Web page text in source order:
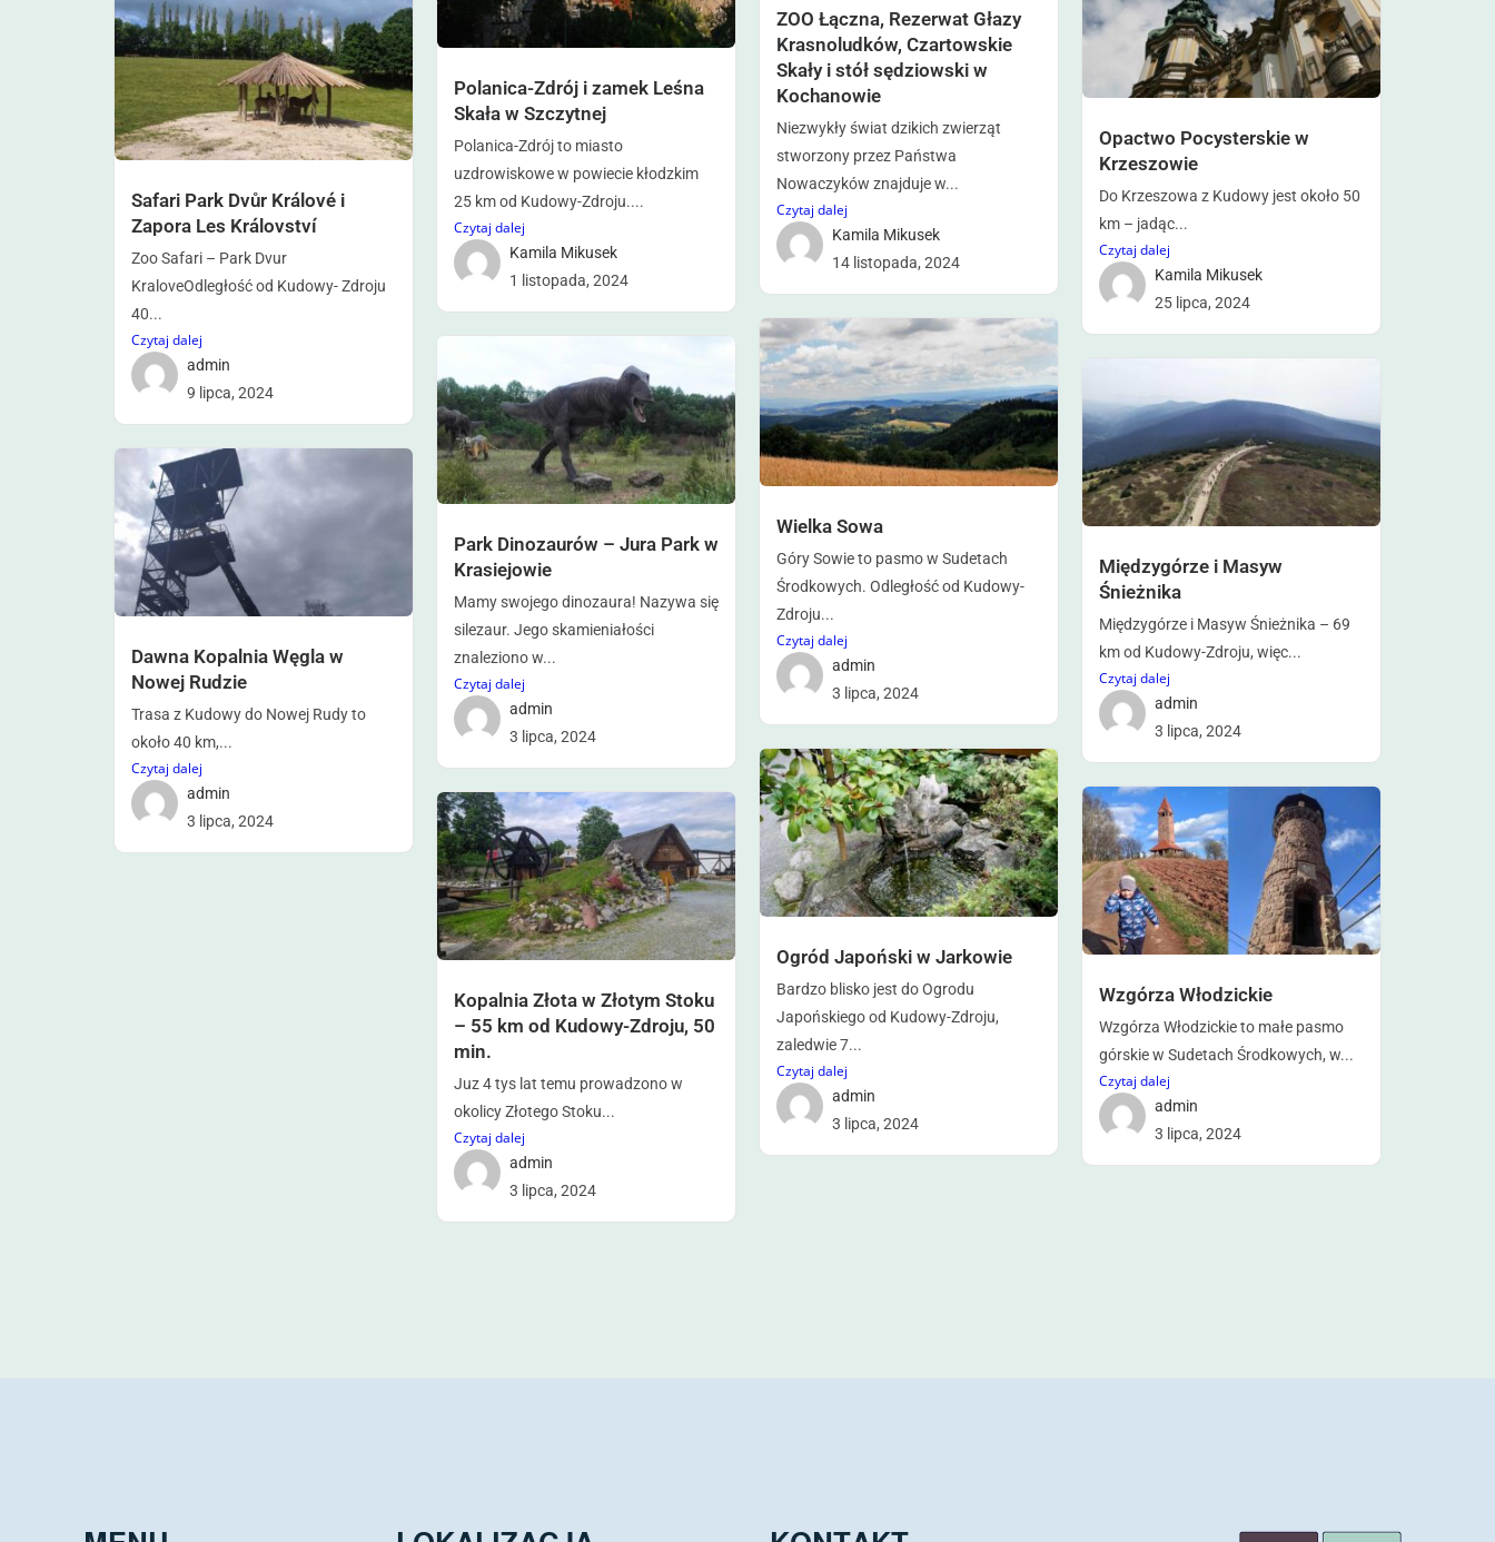
ZOO Łączna, Rezerwat Głazy
Krasnoludków, Czartowskie
Skały i stół sędziowski w
Kochanowie
Niezwykły świat dzikich zwierząt
stworzony przez Państwa
Nowaczyków znajduje w...
Czytaj dalej
Kamila Mikusek
14 listopada, 2024
Polanica-Zdrój i zamek Leśna
Skała w Szczytnej
Polanica-Zdrój to miasto
uzdrowiskowe w powiecie kłodzkim
25 km od Kudowy-Zdroju....
Czytaj dalej
Kamila Mikusek
1 listopada, 2024
Opactwo Pocysterskie w
Krzeszowie
Do Krzeszowa z Kudowy jest około 50
km – jadąc...
Czytaj dalej
Kamila Mikusek
25 lipca, 2024
Safari Park Dvůr Králové i
Zapora Les Království
Zoo Safari – Park Dvur
KraloveOdległość od Kudowy- Zdroju
40...
Czytaj dalej
admin
9 lipca, 2024
Wielka Sowa
Góry Sowie to pasmo w Sudetach
Środkowych. Odległość od Kudowy-
Zdroju...
Czytaj dalej
admin
3 lipca, 2024
Park Dinozaurów – Jura Park w
Krasiejowie
Mamy swojego dinozaura! Nazywa się
silezaur. Jego skamieniałości
znaleziono w...
Czytaj dalej
admin
3 lipca, 2024
Międzygórze i Masyw
Śnieżnika
Międzygórze i Masyw Śnieżnika – 69
km od Kudowy-Zdroju, więc...
Czytaj dalej
admin
3 lipca, 2024
Dawna Kopalnia Węgla w
Nowej Rudzie
Trasa z Kudowy do Nowej Rudy to
około 40 km,...
Czytaj dalej
admin
3 lipca, 2024
Ogród Japoński w Jarkowie
Bardzo blisko jest do Ogrodu
Japońskiego od Kudowy-Zdroju,
zaledwie 7...
Czytaj dalej
admin
3 lipca, 2024
Wzgórza Włodzickie
Wzgórza Włodzickie to małe pasmo
górskie w Sudetach Środkowych, w...
Czytaj dalej
admin
3 lipca, 2024
Kopalnia Złota w Złotym Stoku
– 55 km od Kudowy-Zdroju, 50
min.
Juz 4 tys lat temu prowadzono w
okolicy Złotego Stoku...
Czytaj dalej
admin
3 lipca, 2024